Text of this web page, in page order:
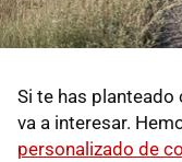
Si te has
va a interesar.
personalizado de